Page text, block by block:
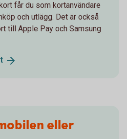
får du som kortanvändare
och utlägg. Det är också
till Apple Pay och Samsung
eller